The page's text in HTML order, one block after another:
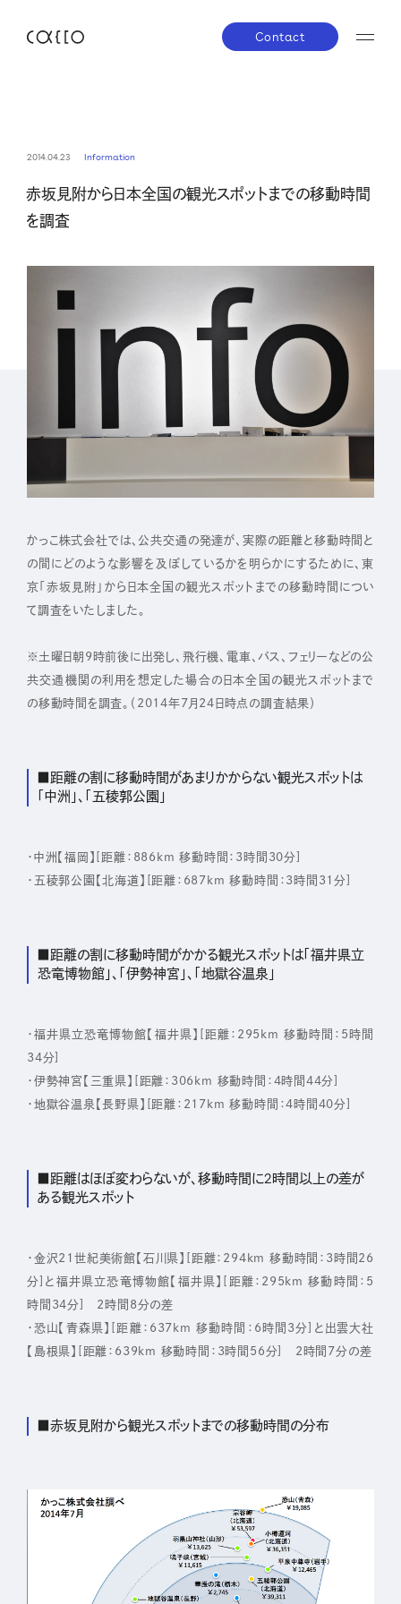
About us
Service
Company
IR
株主・投資家の皆さまへ
業績ハイライト
IRライブラリー
IRスケジュール
免責事項
Sustainability
株主・投資家の皆さまへ 経営方針 業績ハイ
IRニュース IRお問い合わせ 電子公告
Contact
2014.04.23 Information
赤坂見附から日本全国の観光スポットまでの移動時間
を調査
かっこ株式会社では、公共交通の発達が、実際の距離と移動時間と
の間にどのような影響を及ぼしているかを明らかにするために、東
京「赤坂見附」から日本全国の観光スポットまでの移動時間につい
て調査をいたしました。
※土曜日朝9時前後に出発し、飛行機、電車、バス、フェリーなどの公
共交通機関の利用を想定した場合の日本全国の観光スポットまで
の移動時間を調査。（2014年7月24日時点の調査結果）
■距離の割に移動時間があまりかからない観光スポットは
「中洲」、「五稜郭公園」
・中洲【福岡】[距離：886km 移動時間：3時間30分]
・五稜郭公園【北海道】[距離：687km 移動時間：3時間31分]
■距離の割に移動時間がかかる観光スポットは「福井県立
恐竜博物館」、「伊勢神宮」、「地獄谷温泉」
・福井県立恐竜博物館【福井県】[距離：295km 移動時間：5時間
34分]
・伊勢神宮【三重県】[距離：306km 移動時間：4時間44分]
・地獄谷温泉【長野県】[距離：217km 移動時間：4時間40分]
■距離はほぼ変わらないが、移動時間に2時間以上の差が
ある観光スポット
・金沢21世紀美術館【石川県】[距離：294km 移動時間：3時間26
分]と福井県立恐竜博物館【福井県】[距離：295km 移動時間：5
時間34分] 2時間8分の差
・恐山【青森県】[距離：637km 移動時間：6時間3分]と出雲大社
【島根県】[距離：639km 移動時間：3時間56分] 2時間7分の差
■赤坂見附から観光スポットまでの移動時間の分布